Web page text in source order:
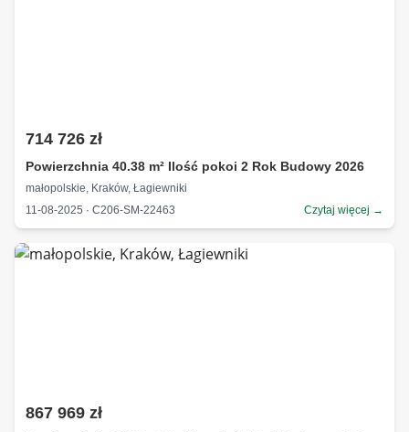
714 726 zł
Powierzchnia 40.38 m² Ilość pokoi 2 Rok Budowy 2026
małopolskie, Kraków, Łagiewniki
11-08-2025 · C206-SM-22463
Czytaj więcej →
867 969 zł